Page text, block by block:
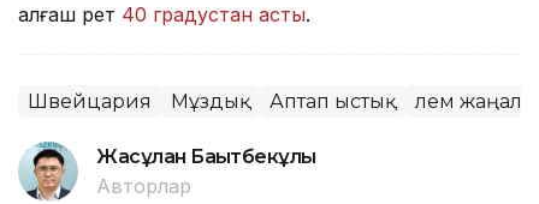
алғаш рет 40 градустан асты.
Швейцария Мұздық Аптап ыстық Әлем
Жасұлан Бақытбекұлы
Авторлар